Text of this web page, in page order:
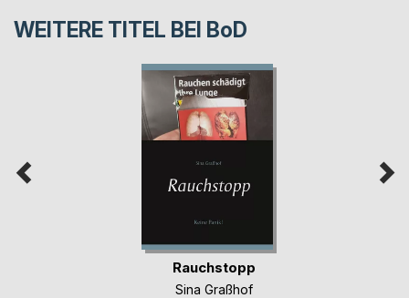
WEITERE TITEL BEI BoD
Rauchstopp
Sina Graßhof